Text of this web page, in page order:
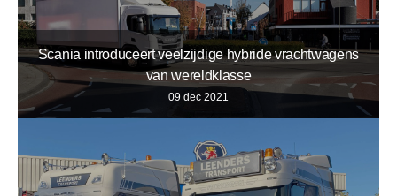
Scania introduceert veelzijdige hybride vrachtwagens
van wereldklasse
09 dec 2021